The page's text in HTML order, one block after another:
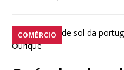
COMÉRCIO